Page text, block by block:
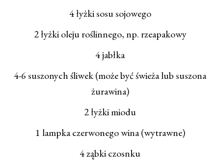
4 łyżki sosu sojowego
2 łyżki oleju roślinnego, np. rzeapakowy
4 jabłka
4-6 suszonych śliwek (może być świeża lub suszona
żurawina)
2 łyżki miodu
1 lampka czerwonego wina (wytrawne)
4 ząbki czosnku